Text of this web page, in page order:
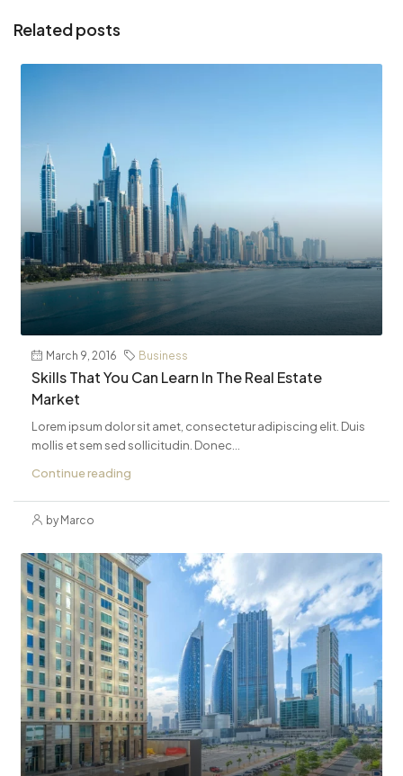
Related posts
March 9, 2016 Business
Skills That You Can Learn In The Real Estate
Market
Lorem ipsum dolor sit amet, consectetur adipiscing elit. Duis
mollis et sem sed sollicitudin. Donec...
Continue reading
by Marco